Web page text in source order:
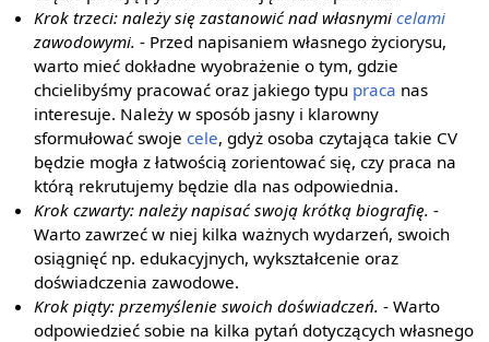
Krok trzeci: należy się zastanowić nad własnymicelami
zawodowymi. - Przed napisaniem własnego życiorysu,
warto mieć dokładne wyobrażenie o tym, gdzie
chcielibyśmy pracować oraz jakiego typu praca nas
interesuje. Należy w sposób jasny i klarowny
sformułować swojecele, gdyż osoba czytająca takie CV
będzie mogła z łatwością zorientować się, czy praca na
którą rekrutujemy będzie dla nas odpowiednia.
Krok czwarty: należy napisać swoją krótką biografię. -
Warto zawrzeć w niej kilka ważnych wydarzeń, swoich
osiągnięć np. edukacyjnych, wykształcenie oraz
doświadczenia zawodowe.
Krok piąty: przemyślenie swoich doświadczeń. - Warto
odpowiedzieć sobie na kilka pytań dotyczących własnego